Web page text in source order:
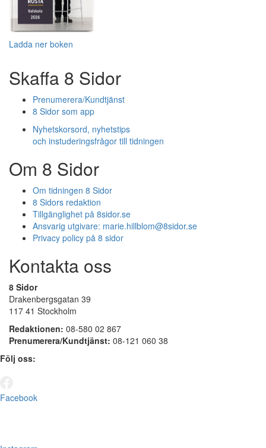
Ladda ner boken
Skaffa 8 Sidor
Prenumerera/Kundtjänst
8 Sidor som app
Nyhetskorsord, nyhetstips
och instuderingsfrågor till tidningen
Om 8 Sidor
Om tidningen 8 Sidor
8 Sidors redaktion
Tillgänglighet på 8sidor.se
Ansvarig utgivare: marie.hillblom@8sidor.se
Privacy policy på 8 sidor
Kontakta oss
8 Sidor
Drakenbergsgatan 39
117 41 Stockholm
Redaktionen: 08-580 02 867
Prenumerera/Kundtjänst: 08-121 060 38
Följ oss:
Facebook